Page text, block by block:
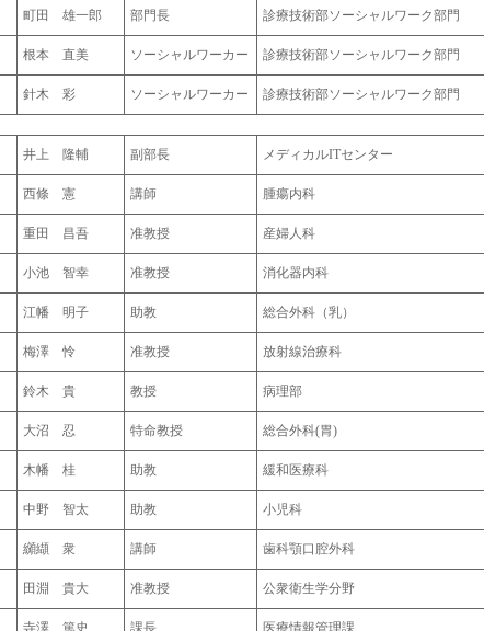
町田 雄一郎 部門長 診療技術部ソーシャルワーク部門
根本 直美 ソーシャルワーカー 診療技術部ソーシャルワーク部門
針木 彩 ソーシャルワーカー 診療技術部ソーシャルワーク部門
井上 隆輔 副部長 メディカルITセンター
西條 憲 講師 腫瘍内科
重田 昌吾 准教授 産婦人科
小池 智幸 准教授 消化器内科
江幡 明子 助教 総合外科（乳）
梅澤 怜 准教授 放射線治療科
鈴木 貴 教授 病理部
大沼 忍 特命教授 総合外科(胃)
木幡 桂 助教 緩和医療科
中野 智太 助教 小児科
纐纈 衆 講師 歯科顎口腔外科
田淵 貴大 准教授 公衆衛生学分野
寺澤 篤史 課長 医療情報管理課